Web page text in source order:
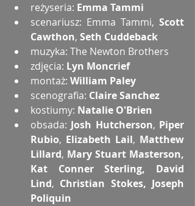
reżyseria: Emma Tammi
scenariusz: Emma Tammi, Scott
Cawthon, Seth Cuddeback
muzyka: The Newton Brothers
zdjęcia: Lyn Moncrief
montaż: William Paley
scenografia: Claire Sanchez
kostiumy: Natalie O'Brien
obsada: Josh Hutcherson, Piper
Rubio, Elizabeth Lail, Matthew
Lillard, Mary Stuart Masterson,
Kat Conner Sterling, David
Lind, Christian Stokes, Joseph
Poliquin